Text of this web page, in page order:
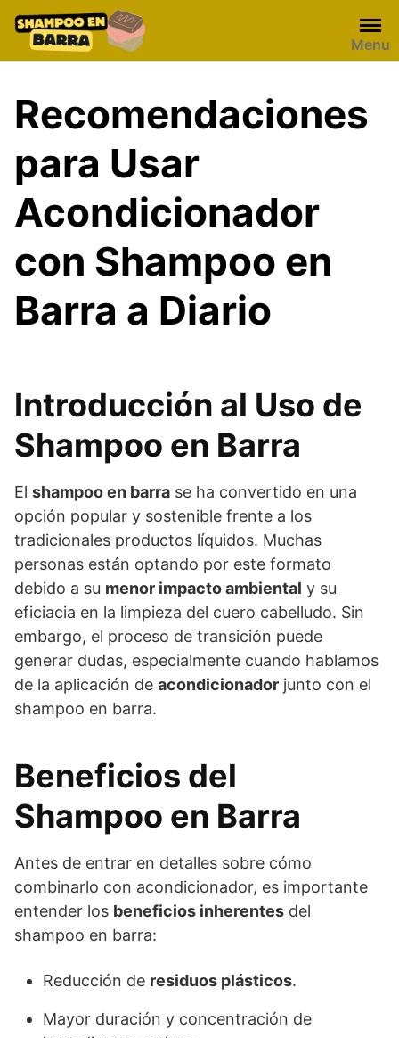
content
Menu
Recomendaciones
para Usar
Acondicionador
con Shampoo en
Barra a Diario
Introducción al Uso de
Shampoo en Barra
El shampoo en barra se ha convertido en una
opción popular y sostenible frente a los
tradicionales productos líquidos. Muchas
personas están optando por este formato
debido a su menor impacto ambiental y su
eficiacia en la limpieza del cuero cabelludo. Sin
embargo, el proceso de transición puede
generar dudas, especialmente cuando hablamos
de la aplicación de acondicionador junto con el
shampoo en barra.
Beneficios del
Shampoo en Barra
Antes de entrar en detalles sobre cómo
combinarlo con acondicionador, es importante
entender los beneficios inherentes del
shampoo en barra:
Reducción de residuos plásticos.
Mayor duración y concentración de